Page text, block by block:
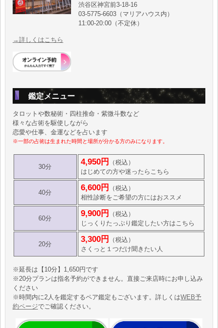
渋谷区神宮前3-18-16
03-5775-6603（マリアハウス内）
11:00-20:00（不定休）
→詳しくはこちら
鑑定メニュー
タロットや数秘術・四柱推命・紫微斗数など
様々な占術を駆使しながら
恋愛や仕事、金運などを占います
※一部の占術は生まれた時間と場所が分かる方のみになります。
30分
4,950円
（税込）
はじめての方や迷ったらこちら
40分
6,600円
（税込）
相性診断をご希望の方にはおススメ
60分
9,900円
（税込）
じっくりたっぷり鑑定したい方はこちら
20分
3,300円
（税込）
さくっと１つだけ聞きたい人
※延長は【10分】1,650円です
※20分プランは指名予約ができません。直接ご来店時にお申し込み
ください
※時間内に2人を鑑定するペア鑑定もございます。詳しくはWEB予
約ページでご確認ください。